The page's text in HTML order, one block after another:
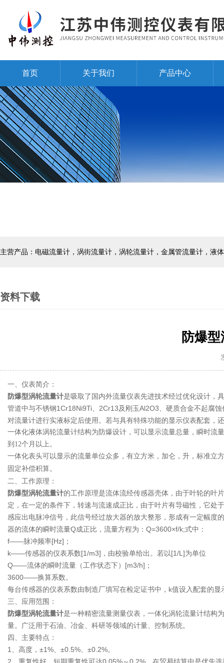
首页 关于我们 产品中心
主营产品：电磁流量计，涡街流量计，涡轮流量计，金属管流量计，液
资料下载
防爆
一、仪表简介：
防爆型涡轮流量计是吸取了国内外流量仪表先进技术经过优化设计，
管道中与不锈钢1Cr18Ni9Ti、2Cr13及刚玉Al2O3、硬质合金不起腐
对流量计进行实液标定后使用。若与具有特殊功能的显示仪表配套
一体化液体涡轮流量计结构为防爆设计，可以显示流量总量，瞬时流
到12个月以上。
一体化表头可以显示的流量单位众多，有立方米，加仑，升，标准立
固定补偿积算。
二、工作原理：
防爆型涡轮流量计的工作原理是流体流经传感器壳体，由于叶轮的叶
定，在一定的条件下，转速与流速成正比，由于叶片有导磁性，它
感应出电脉冲信号，此信号经过放大器的放大整形，形成有一定幅
器的流体的瞬时流量Q成正比，流量方程为：Q=3600×f/k;式中：
f——脉冲频率[Hz]；
k——传感器的仪表系数[1/m3]，由校验单给出。若以[1/L]为单位
Q——流体的瞬时流量（工作状态下）[m3/h]；
3600——换算系数。
每台传感器的仪表系数由制造厂填写在检定证书中，k值设入配套的
三、应用范围：
防爆型涡轮流量计是一种精密流量测量仪表，一体化涡轮流量计结构
量。广泛用于石油、冶金、科研等领域的计量、控制系统。
四、主要特点：
1、高度，±1%、±0.5%、±0.2%。